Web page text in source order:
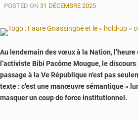
POSTED ON 31 DÉCEMBRE 2025
Au lendemain des vœux à la Nation,
l’activiste Bibi Pacôme Mougue, le
passage à la Ve République n’est pas
texte : c’est une manœuvre sémantique «
masquer un coup de force institutionnel.